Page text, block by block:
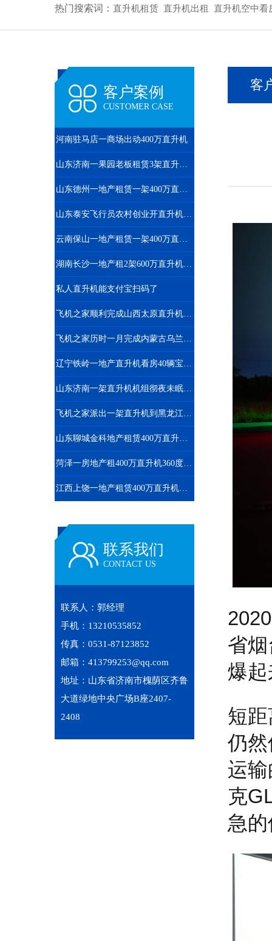
热门搜索词： 直升机租赁 直升机出租 直升机空中看
客户案例
CUSTOMER CASE
河南驻马店一商场出动400万直升机
山东济南一果园老板租赁3架直升机开业庆典
山东德州一地产租赁一架400万直升机开业庆典
山东泰安飞行员农村创业开直升机拍600亩樱桃园
云南保山一地产租赁一架400万直升机空中看房
湖南长沙一地产租2架600万直升机空中看房
私人直升机能支付宝扫码了
飞机之家顺利完成山西太原直升机航测作业
飞机之家历时一月完成内蒙古乌兰浩特兴安盟直升机航测
辽宁铁岭一地产直升机看房40辆宝马劳斯莱斯跟随
山东济南一架直升机机组彻夜未眠防治美国白蛾
飞机之家派出一架直升机到黑龙江齐齐哈尔执行为期半年任务
山东聊城金科地产租赁400万直升机空中看房
菏泽一房地产租400万直升机360度空中看房
江西上饶一地产租赁400万直升机空中看房
联系我们
CONTACT US
联系人：郭经理
手机：13210535852
传真：0531-87123852
邮箱：413799253@qq.com
地址：山东省济南市槐荫区齐鲁
大道绿地中央广场B座2407-
2408
客
省
爆
短
仍
运
克
急